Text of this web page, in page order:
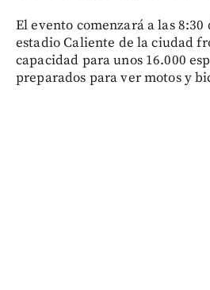
El evento comenzará a las 8:30
estadio Caliente de la ciudad
capacidad para unos 16.000
preparados para ver motos y